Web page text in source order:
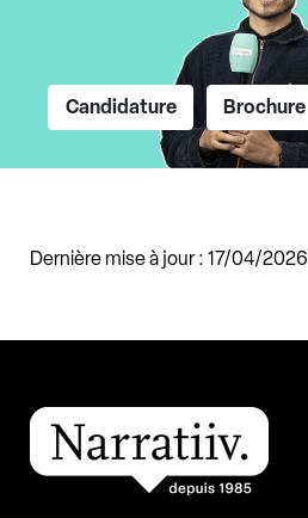
Candidature Brochure
Dernière mise à jour : 17/04/2026